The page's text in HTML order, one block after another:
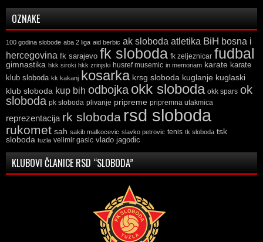
OZNAKE
100 godina slobode aba 2 liga aid berbic ak sloboda atletika BiH bosna i
hercegovina fk sarajevo fk sloboda fk zeljeznicar fudbal
gimnastika hkk siroki hkk zrinjski husref musemic in memoriam karate karate
klub sloboda kk kakanj kosarka krsg sloboda kuglanje kuglaski
klub sloboda kup bih odbojka okk sloboda okk spars ok
sloboda pk sloboda plivanje pripreme pripremna utakmica
reprezentacija rk sloboda rsd sloboda
rukomet sah sakib malkocevic slavko petrovic tenis tk sloboda tsk
sloboda tuzla velimir gasic vlado jagodic
KLUBOVI ČLANICE RSD “SLOBODA”